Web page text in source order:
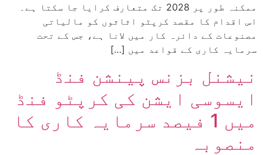
ممکنہ طور پر 2028 تک متعارف کرایا جا سکتا ہے۔
اس اقدام کا مقصد کرپٹو اثاثوں کو مالیاتی
مصنوعات کے دائرہ کار میں لانا ہے، جس کے تحت
سرمایہ کاری کے قواعد میں […]
نیشنل بزنس پینشن فنڈ
ایسوسی ایشن کی کرپٹو فنڈ
میں 1 فیصد سرمایہ کاری کا
منصوبہ